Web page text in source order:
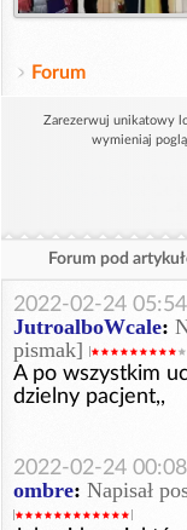
Forum
Zarezerwuj unikatowy
wymieniaj
Forum pod
2022-02-24
JutroalboWcale:
pismak]
A po wszystkim
dzielny pacjent,,
2022-02-24
ombre: Napisał